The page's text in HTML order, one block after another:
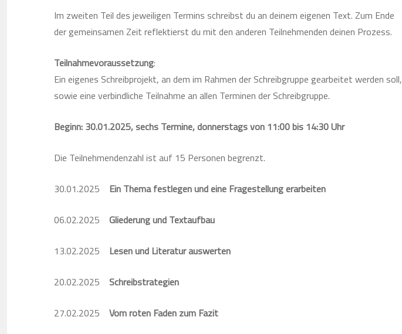
Im zweiten Teil des jeweiligen Termins schreibst du an deinem eigenen Text. Zum Ende
der gemeinsamen Zeit reflektierst du mit den anderen Teilnehmenden deinen Prozess.
Teilnahmevoraussetzung:
Ein eigenes Schreibprojekt, an dem im Rahmen der Schreibgruppe gearbeitet werden soll,
sowie eine verbindliche Teilnahme an allen Terminen der Schreibgruppe.
Beginn: 30.01.2025, sechs Termine, donnerstags von 11:00 bis 14:30 Uhr
Die Teilnehmendenzahl ist auf 15 Personen begrenzt.
30.01.2025 Ein Thema festlegen und eine Fragestellung erarbeiten
06.02.2025 Gliederung und Textaufbau
13.02.2025 Lesen und Literatur auswerten
20.02.2025 Schreibstrategien
27.02.2025 Vom roten Faden zum Fazit